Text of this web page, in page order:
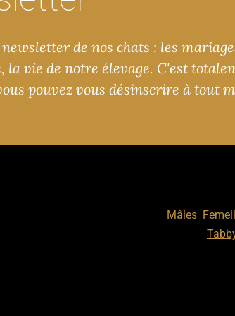
newsletter de nos chats : les
la vie de notre élevage. C'est
pouvez vous désinscrire à tout
Mâles,